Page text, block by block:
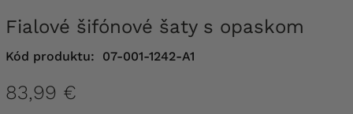
Fialové šifónové šaty s opaskom
Kód produktu: 07-001-1242-A1
83,99 €